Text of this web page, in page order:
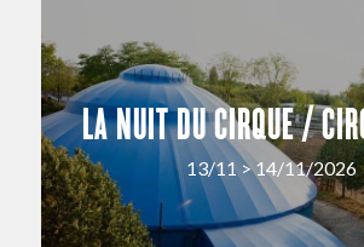
LA NUIT DU CIRQUE /
13/11 > 14/11/2026